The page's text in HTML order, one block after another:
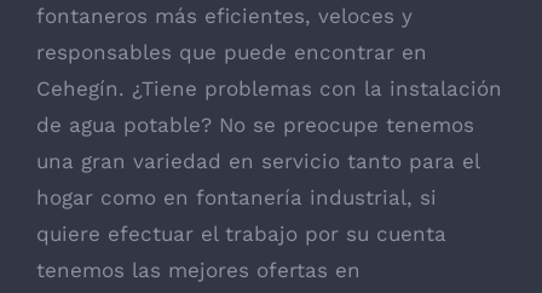
fontaneros más eficientes, veloces y
responsables que puede encontrar en
Cehegín. ¿Tiene problemas con la instalación
de agua potable? No se preocupe tenemos
una gran variedad en servicio tanto para el
hogar como en fontanería industrial, si
quiere efectuar el trabajo por su cuenta
tenemos las mejores ofertas en